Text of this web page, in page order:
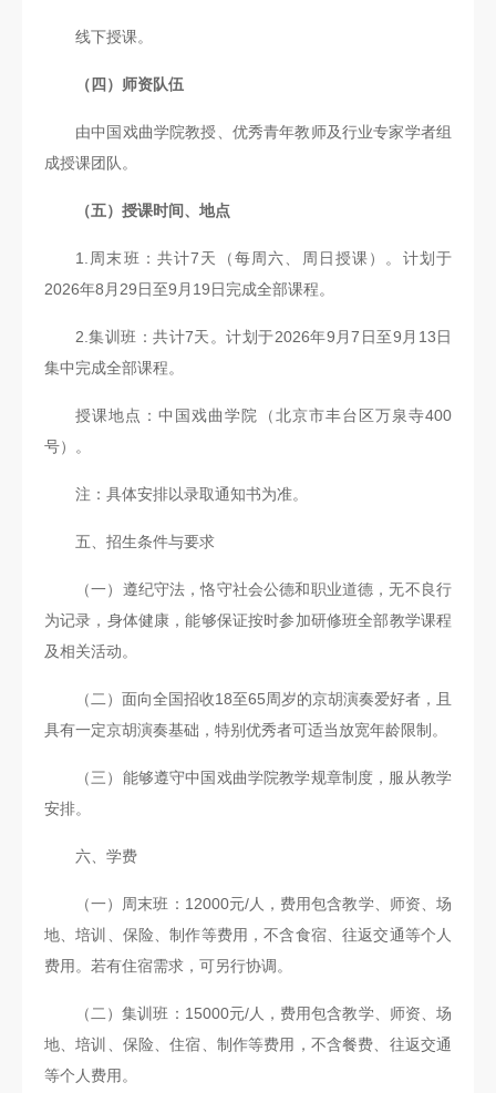
线下授课。
（四）师资队伍
由中国戏曲学院教授、优秀青年教师及行业专家学者组
成授课团队。
（五）授课时间、地点
1.周末班：共计7天（每周六、周日授课）。计划于
2026年8月29日至9月19日完成全部课程。
2.集训班：共计7天。计划于2026年9月7日至9月13日
集中完成全部课程。
授课地点：中国戏曲学院（北京市丰台区万泉寺400
号）。
注：具体安排以录取通知书为准。
五、招生条件与要求
（一）遵纪守法，恪守社会公德和职业道德，无不良行
为记录，身体健康，能够保证按时参加研修班全部教学课程
及相关活动。
（二）面向全国招收18至65周岁的京胡演奏爱好者，且
具有一定京胡演奏基础，特别优秀者可适当放宽年龄限制。
（三）能够遵守中国戏曲学院教学规章制度，服从教学
安排。
六、学费
（一）周末班：12000元/人，费用包含教学、师资、场
地、培训、保险、制作等费用，不含食宿、往返交通等个人
费用。若有住宿需求，可另行协调。
（二）集训班：15000元/人，费用包含教学、师资、场
地、培训、保险、住宿、制作等费用，不含餐费、往返交通
等个人费用。